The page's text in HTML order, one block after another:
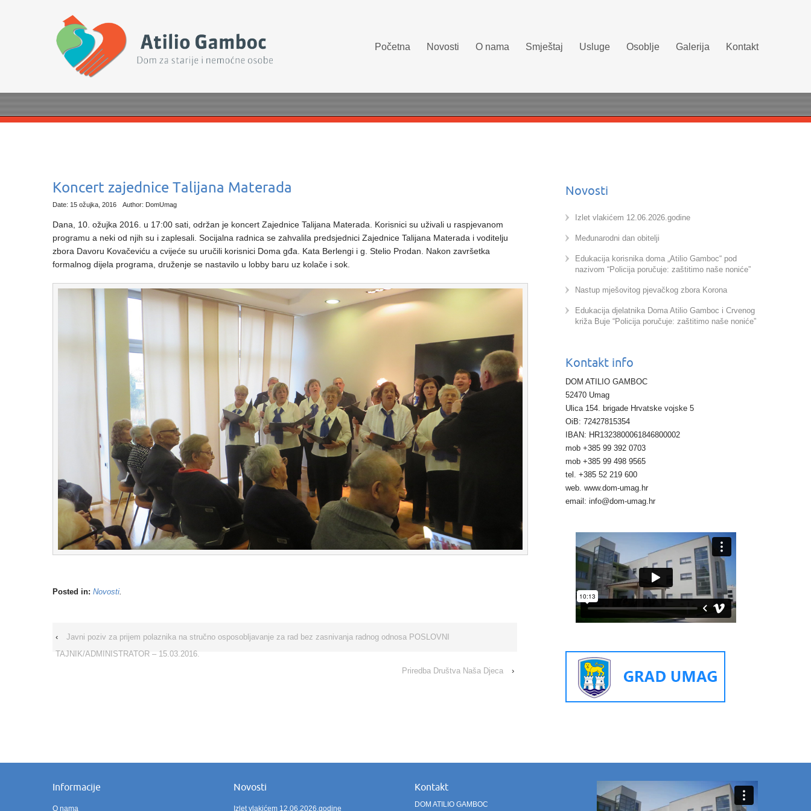
Početna Novosti O nama Smještaj Usluge Osoblje Galerija Kontakt
Koncert zajednice Talijana Materada
Date: 15 ožujka, 2016 Author: DomUmag
Dana, 10. ožujka 2016. u 17:00 sati, održan je koncert Zajednice Talijana Materada. Korisnici su uživali u raspjevanom
programu a neki od njih su i zaplesali. Socijalna radnica se zahvalila predsjednici Zajednice Talijana Materada i voditelju
zbora Davoru Kovačeviću a cvijeće su uručili korisnici Doma gđa. Kata Berlengi i g. Stelio Prodan. Nakon završetka
formalnog dijela programa, druženje se nastavilo u lobby baru uz kolače i sok.
Posted in: Novosti.
‹
Javni poziv za prijem polaznika na stručno osposobljavanje za rad bez zasnivanja radnog odnosa POSLOVNI
TAJNIK/ADMINISTRATOR – 15.03.2016.
Priredba Društva Naša Djeca
›
Novosti
Izlet vlakićem 12.06.2026.godine
Međunarodni dan obitelji
Edukacija korisnika doma „Atilio Gamboc“ pod
nazivom “Policija poručuje: zaštitimo naše noniće”
Nastup mješovitog pjevačkog zbora Korona
Edukacija djelatnika Doma Atilio Gamboc i Crvenog
križa Buje “Policija poručuje: zaštitimo naše noniće”
Kontakt info
DOM ATILIO GAMBOC
52470 Umag
Ulica 154. brigade Hrvatske vojske 5
OiB: 72427815354
IBAN: HR1323800061846800002
mob +385 99 392 0703
mob +385 99 498 9565
tel. +385 52 219 600
web. www.dom-umag.hr
email: info@dom-umag.hr
Informacije
O nama
Novosti
Izlet vlakićem 12.06.2026.godine
Kontakt
DOM ATILIO GAMBOC